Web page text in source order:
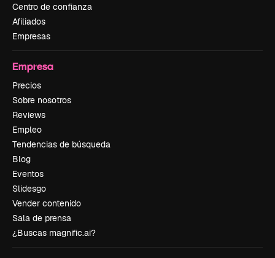
Centro de confianza
Afiliados
Empresas
Empresa
Precios
Sobre nosotros
Reviews
Empleo
Tendencias de búsqueda
Blog
Eventos
Slidesgo
Vender contenido
Sala de prensa
¿Buscas magnific.ai?